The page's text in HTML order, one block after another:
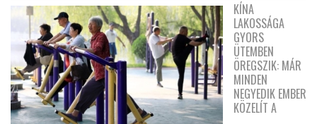
KÍNA
LAKOSSÁGA
GYORS
ÜTEMBEN
ÖREGSZIK: MÁR
MINDEN
NEGYEDIK EMBER
KÖZELÍT A